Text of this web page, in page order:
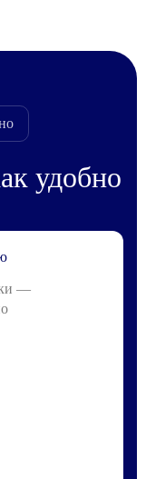
удобно
—